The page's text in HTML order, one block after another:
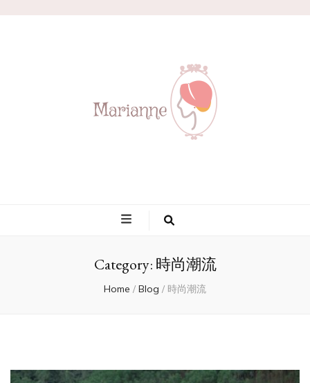
Marianne
Category: 時尚潮流
Home / Blog / 時尚潮流